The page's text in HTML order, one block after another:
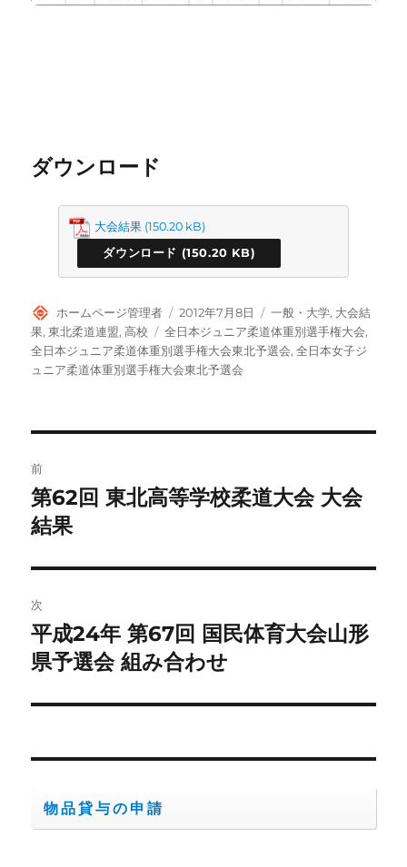
ダウンロード
大会結果
ダウンロード
投
稿
者
ホームページ管理者
投
稿
日:
2012年7月8日
カ
テ
ゴ
一般・大学, 大会結
果,東北柔道連盟,高校
タ
グ
全日本ジュニア柔道体重別選手権大会,
全日本ジュニア柔道体重別選手権大会東北予選会,全日本女子ジ
ュニア柔道体重別選手権大会東北予選会
稿
ナ
ビ
ゲ
ー
シ
ン
前
前
の
稿:
第62回 東北高等学校柔道大会 大会
結果
次
次
の
稿:
平成24年 第67回 国民体育大会山形
県予選会 組み合わせ
物品貸与の申請